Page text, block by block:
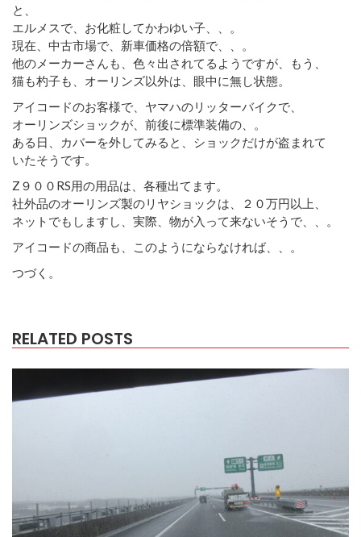
と、
エルメスで、お化粧してかわゆい子、、。
現在、中古市場で、新車価格の倍額で、、。
他のメーカーさんも、色々出されてるようですが、もう、
猫も杓子も、オーリンズ以外は、眼中に無し状態。
アイコードのお客様で、ヤマハのリッターバイクで、
オーリンズショックが、前後に標準装備の、。
ある日、カバーを外してみると、ショックだけが盗まれて
いたそうです。
Z９００RS用の用品は、各種出てます。
社外品のオーリンズ製のリヤショックは、２０万円以上、
ネットでもしますし、実際、物が入って来ないそうで、、。
アイコードの商品も、このようにならなければ、、。
つづく。
RELATED POSTS